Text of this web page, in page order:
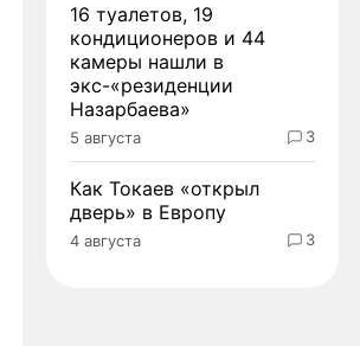
16 туалетов, 19
кондиционеров и 44
камеры нашли в
экс-«резиденции
Назарбаева»
5 августа 3
Как Токаев «открыл
дверь» в Европу
4 августа 3